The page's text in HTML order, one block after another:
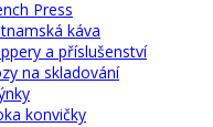
Press
káva
a příslušenství
na skladování
konvičky